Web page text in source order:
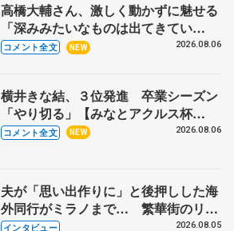
高橋大輔さん、激しく動かずに魅せる
「深みみたいなものは出てきてい
る？」 〝兄さん〟と慕うレジェンド
コメント全文 NEW 2026.08.06
横井きな結、３位発進 卒業シーズン
「やり切る」【みなとアクルス杯
SP】
コメント全文 NEW 2026.08.06
夫が「思い出作りに」と後押しした海
外同行がミラノまで… 繁華街のリン
クでは不良のお兄さんも味方に 小林
インタビュー 2026.08.05